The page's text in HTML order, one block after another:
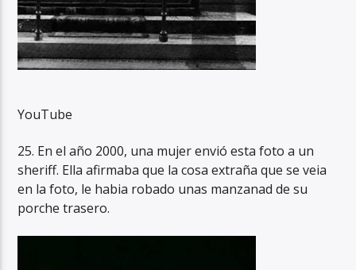
YouTube
25. En el año 2000, una mujer envió esta foto a un
sheriff. Ella afirmaba que la cosa extraña que se veia
en la foto, le habia robado unas manzanad de su
porche trasero.